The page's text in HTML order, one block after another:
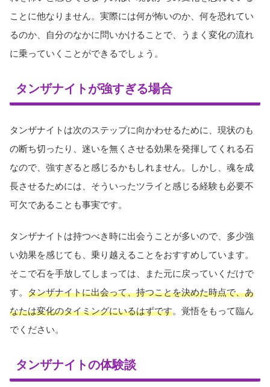
ことに他なりません。実際には何が怖いのか、何を恐れてい
るのか、自分のなかに問いかけることで、うまく変化の流れ
に乗っていくことができるでしょう。
タンザナイトが強すぎる場合
タンザナイトは次のステップに向かわせるために、現状のも
の断ち切ったり、迷いを無くさせる効果を発揮してくれる石
なので、強すぎると感じるかもしれません。しかし、魂を成
長させるためには、そういったツライと感じる経験も必要不
可欠であることも事実です。
タンザナイトは持つべき時に出会うことが多いので、多少強
い効果を感じても、乗り越えることをおすすめしています。
そこで石を手放してしまっては、また元に戻っていくだけで
す。 タンザナイトに出会って、持つことを決めた時点で、あ
なたは変化のタイミングにいるはずです。覚悟をもって臨ん
でください。
タンザナイトの体験談